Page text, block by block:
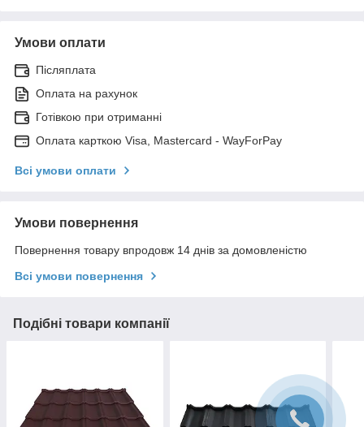
Умови оплати
Післяплата
Оплата на рахунок
Готівкою при отриманні
Оплата карткою Visa, Mastercard - WayForPay
Всі умови оплати
Умови повернення
Повернення товару впродовж 14 днів за домовленістю
Всі умови повернення
Подібні товари компанії